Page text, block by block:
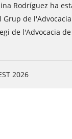
Rodríguez ha
de l'Advocacia
de l'Advocacia de
2026